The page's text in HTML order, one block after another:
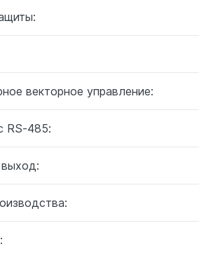
векторное управление:
RS-485: